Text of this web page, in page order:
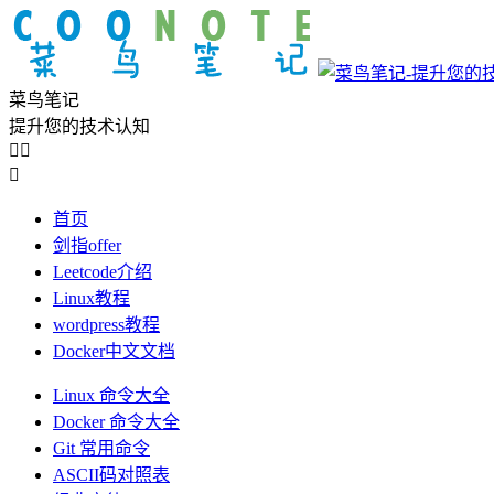
菜鸟笔记
提升您的技术认知
 

首页
剑指offer
Leetcode介绍
Linux教程
wordpress教程
Docker中文文档
Linux 命令大全
Docker 命令大全
Git 常用命令
ASCII码对照表